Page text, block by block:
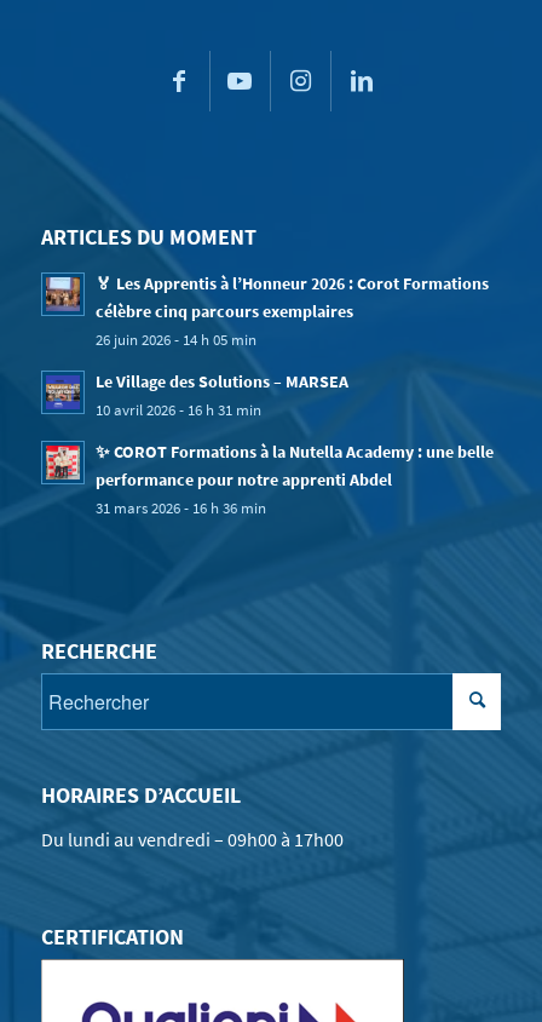
ARTICLES DU MOMENT
🏅 Les Apprentis à l’Honneur 2026 : Corot Formations
célèbre cinq parcours exemplaires
26 juin 2026 - 14 h 05 min
Le Village des Solutions – MARSEA
10 avril 2026 - 16 h 31 min
✨ COROT Formations à la Nutella Academy : une belle
performance pour notre apprenti Abdel
31 mars 2026 - 16 h 36 min
RECHERCHE
HORAIRES D’ACCUEIL
Du lundi au vendredi – 09h00 à 17h00
CERTIFICATION